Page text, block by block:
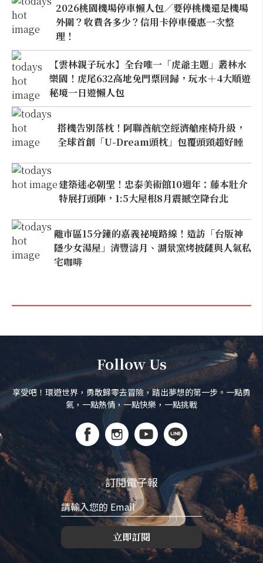
2026桃園機場停車懶人包／要停桃機還是機場
外圍？收費各多少？信用卡停車優惠一次整
理！
【雲林親子玩水】全台唯一「虎爺主題」叢林水
樂園！虎尾632高地免門票回歸，玩水＋4大順遊
秘境一日遊懶人包
搭機告別落枕！阿聯酋航空經濟艙座椅升級，
全球首創「U-Dream頭枕」包覆頭頸超好睡
建築迷必朝聖！忠泰美術館10週年：藤本壯介
特展打頭陣，1:5大屋根8月震撼空降台北
離市區15分鐘的嘉義祕境路線！造訪「台版神
隱少女湯屋」清豐濤月、湖景窯烤披薩與人氣私
宅咖啡
Follow Us
享受吧！環遊世界，勇敢歸零去冒險，踏出夢想的第一步。一點勇
氣，一點熱情，一點快樂，一點挑戰
訂閱電子報
立即訂閱